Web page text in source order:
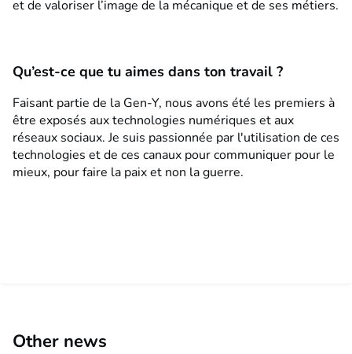
et de valoriser l’image de la mécanique et de ses métiers.
Qu’est-ce que tu aimes dans ton travail ?
Faisant partie de la Gen-Y, nous avons été les premiers à
être exposés aux technologies numériques et aux
réseaux sociaux. Je suis passionnée par l'utilisation de ces
technologies et de ces canaux pour communiquer pour le
mieux, pour faire la paix et non la guerre.
Other news